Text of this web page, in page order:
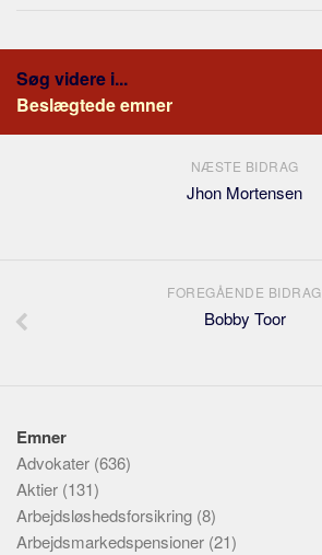
Tekstannoncer
Bannere
Søg videre i...
Beslægtede emner
NÆSTE BIDRAG
Jhon Mortensen
FOREGÅENDE BIDRAG
Bobby Toor
Emner
Advokater (636)
Aktier (131)
Arbejdsløshedsforsikring (8)
Arbejdsmarkedspensioner (21)